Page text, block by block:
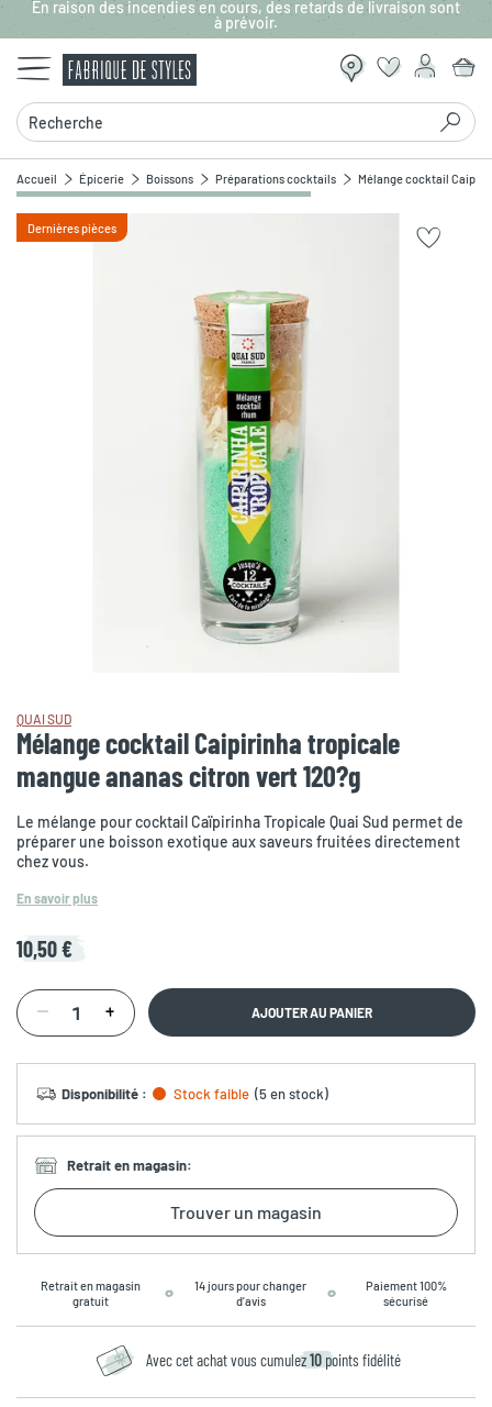
Aller au contenu principal
En raison des incendies en cours, des retards de livraison sont
à prévoir.
Recherche
Accueil Épicerie Boissons Préparations cocktails Mélange cocktail
Dernières pièces
QUAI SUD
Mélange cocktail Caipirinha tropicale
mangue ananas citron vert 120?g
Le mélange pour cocktail Caïpirinha Tropicale Quai Sud permet de
préparer une boisson exotique aux saveurs fruitées directement
chez vous.
En savoir plus
10,50 €
AJOUTER AU PANIER
Disponibilité : Stock faible (5 en stock)
Retrait en magasin:
Trouver un magasin
Retrait en magasin
gratuit
14 jours pour changer
d’avis
Paiement 100%
sécurisé
Avec cet achat vous cumulez10 points fidélité